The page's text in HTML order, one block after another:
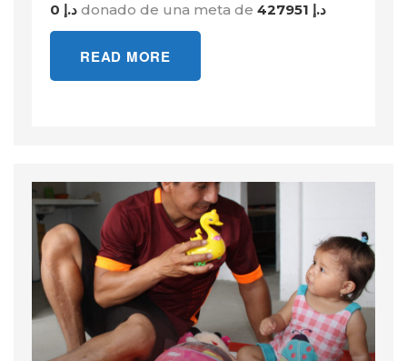
0 د.إ donado de una meta de 427951 د.إ
READ MORE